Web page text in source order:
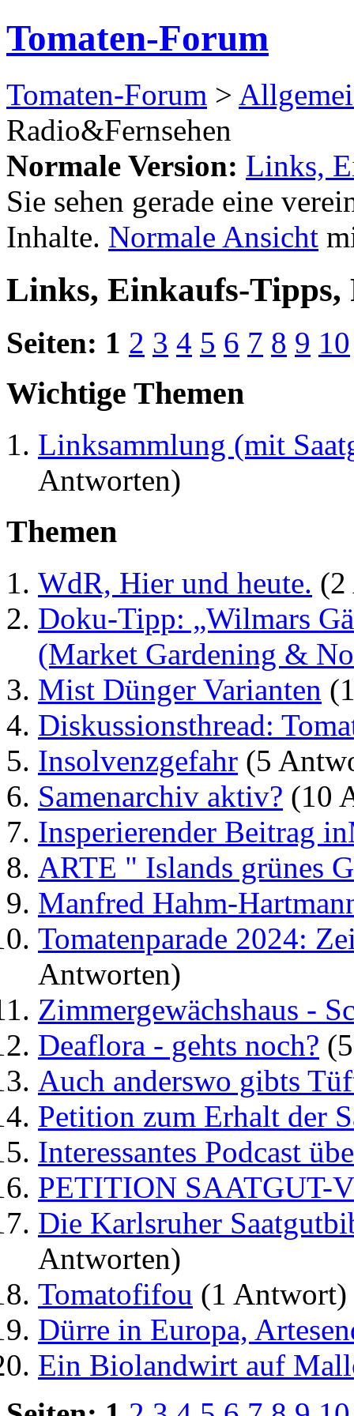
Tomaten-Forum
Tomaten-Forum >
Radio&Fernsehen
Normale Version: Links,
Sie sehen gerade eine
Inhalte. Normale Ansicht
Links, Einkaufs-Tipps,
Seiten: 1 2 3 4 5 6 7 8 9 10
Wichtige Themen
Linksammlung (mit
Antworten)
Themen
WdR, Hier und heute. (2
Doku-Tipp: „Wilmars
(Market Gardening &
Mist Dünger Varianten
Diskussionsthread:
Insolvenzgefahr (5
Samenarchiv aktiv? (10
Insperierender Beitrag
ARTE " Islands grünes
Manfred Hahm-
Tomatenparade 2024:
Antworten)
Zimmergewächshaus -
Deaflora - gehts noch?
Auch anderswo gibts
Petition zum Erhalt der
Interessantes Podcast
PETITION SAATGUT-
Die Karlsruher
Antworten)
Tomatofifou (1 Antwort)
Dürre in Europa,
Ein Biolandwirt auf